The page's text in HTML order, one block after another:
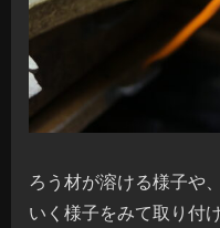
ろう材が溶ける様子や
いく様子をみて取り付